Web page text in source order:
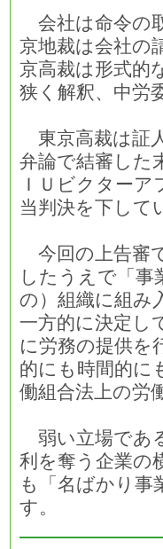
会社は命令の
京地裁は会社の
京高裁は形式的
狭く解釈、中労
東京高裁は証
弁論で結審した
ＩＵビクター
当判決を下して
今回の上告審
したうえで「事
の）組織に組み
一方的に決定し
に労務の提供を
的にも時間的に
働組合法上の労
弱い立場であ
利を奪う企業の
も「名ばかり事
す。